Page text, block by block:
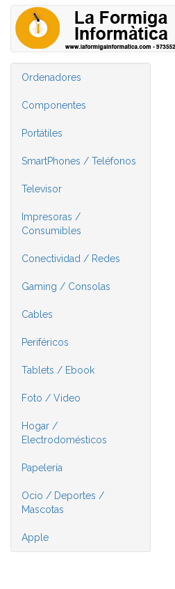
Ordenadores
Componentes
Portátiles
SmartPhones / Teléfonos
Televisor
Impresoras /
Consumibles
Conectividad / Redes
Gaming / Consolas
Cables
Periféricos
Tablets / Ebook
Foto / Video
Hogar /
Electrodomésticos
Papelería
Ocio / Deportes /
Mascotas
Apple